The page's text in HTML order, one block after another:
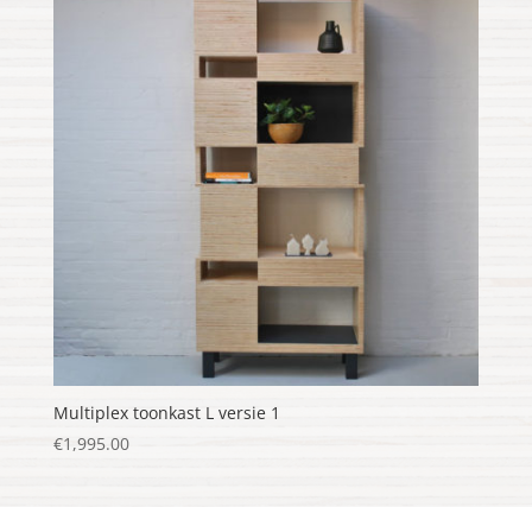
Multiplex toonkast L versie 1
€1,995.00